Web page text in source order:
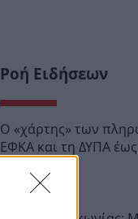
Ροή Ειδήσεων
Ο «χάρτης» των
ΕΦΚΑ και τη ΔΥΠΑ έως